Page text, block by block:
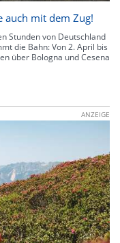
auch mit dem Zug!
Stunden von Deutschland
die Bahn: Von 2. April bis
über Bologna und Cesena
ANZEIGE